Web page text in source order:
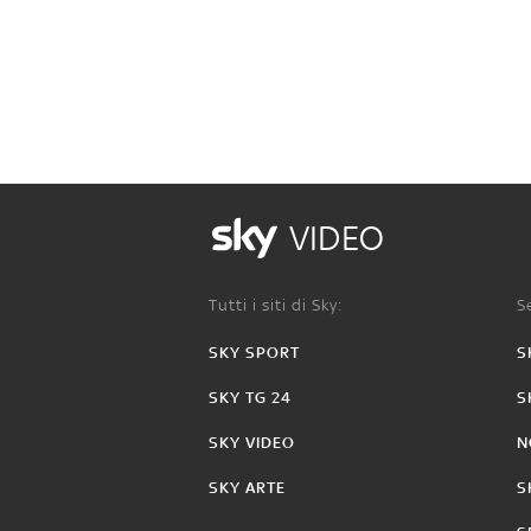
VIDEO
Tutti i siti di Sky:
SKY SPORT
SKY TG 24
SKY VIDEO
SKY ARTE